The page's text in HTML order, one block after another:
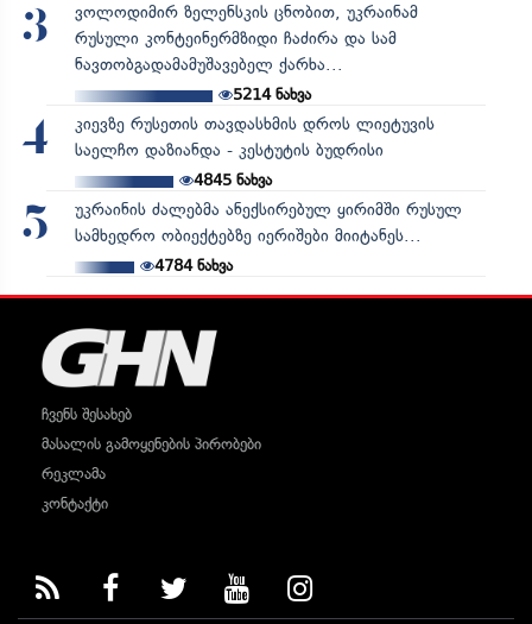
3
ვოლოდიმირ ზელენსკის ცნობით, უკრაინამ
რუსული კონტეინერმზიდი ჩაძირა და სამ
ნავთობგადამამუშავებელ ქარხა...
5214ნახვა
4
კიევზე რუსეთის თავდასხმის დროს ლიეტუვის
საელჩო დაზიანდა - კესტუტის ბუდრისი
4845ნახვა
5
უკრაინის ძალებმა ანექსირებულ ყირიმში რუსულ
სამხედრო ობიექტებზე იერიშები მიიტანეს...
4784ნახვა
ჩვენს შესახებ
მასალის გამოყენების პირობები
რეკლამა
კონტაქტი